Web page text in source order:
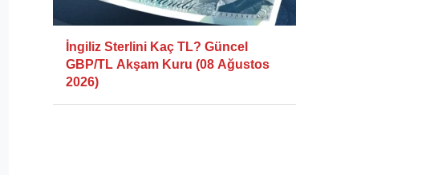
İngiliz Sterlini Kaç TL? Güncel
GBP/TL Akşam Kuru (08 Ağustos
2026)